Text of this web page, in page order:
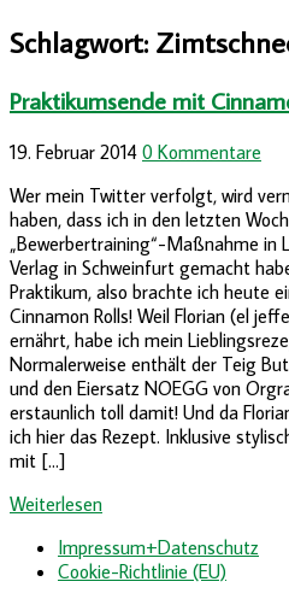
Schlagwort:
Praktikumsende mit
19. Februar 2014 0 Kommentare
Wer mein Twitter verfolgt, wird
haben, dass ich in den letzten
„Bewerbertraining“-Maßnahme in
Verlag in Schweinfurt gemacht
Praktikum, also brachte ich heute
Cinnamon Rolls! Weil Florian (el
ernährt, habe ich mein
Normalerweise enthält der Teig
und den Eiersatz NOEGG von
erstaunlich toll damit! Und da
ich hier das Rezept. Inklusive
mit […]
Weiterlesen
Impressum+Datenschutz
Cookie-Richtlinie (EU)